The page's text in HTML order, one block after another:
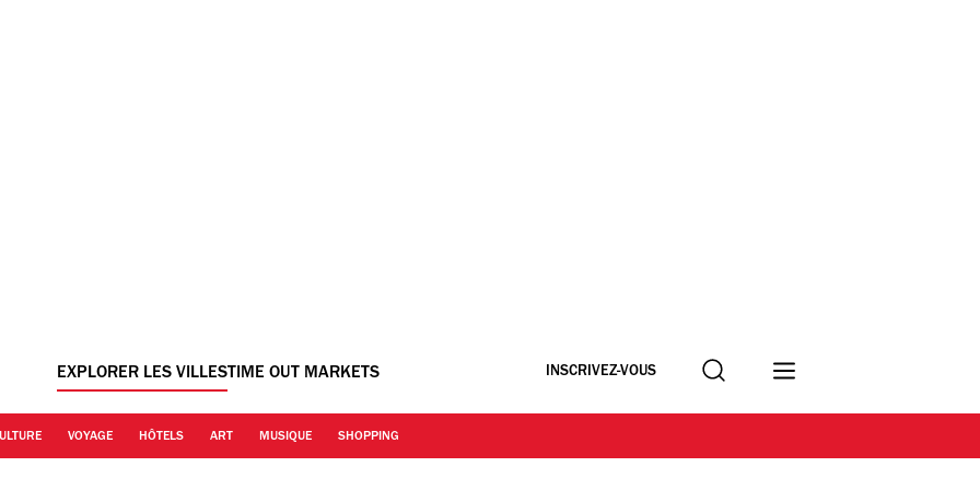
EXPLORER LES VILLESTIME OUT MARKETS INSCRIVEZ-VOUS Recherche
VOYAGE HÔTELS ART MUSIQUE SHOPPING